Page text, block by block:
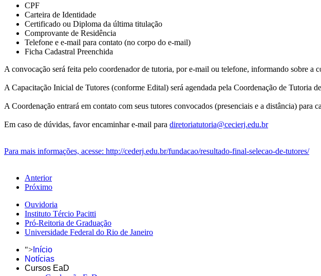
CPF
Carteira de Identidade
Certificado ou Diploma da última titulação
Comprovante de Residência
Telefone e e-mail para contato (no corpo do e-mail)
Ficha Cadastral Preenchida
A convocação será feita pelo coordenador de tutoria, por e-mail ou telefone, informando sobre a
A Capacitação Inicial de Tutores (conforme Edital) será agendada pela Coordenação de Tutoria
A Coordenação entrará em contato com seus tutores convocados (presenciais e a distância) para
Em caso de dúvidas, favor encaminhar e-mail para diretoriatutoria@cecierj.edu.br
Para mais informações, acesse: http://cederj.edu.br/fundacao/resultado-final-selecao-de-tutores/
Anterior
Próximo
Ouvidoria
Instituto Tércio Pacitti
Pró-Reitoria de Graduação
Universidade Federal do Rio de Janeiro
"> Início
Notícias
Cursos EaD